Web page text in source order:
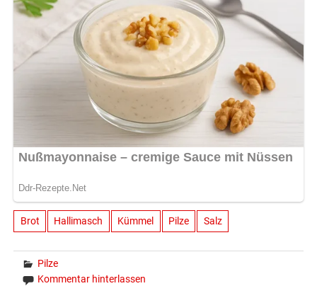
Brot Hallimasch Kümmel Pilze Salz
Pilze
Kommentar hinterlassen